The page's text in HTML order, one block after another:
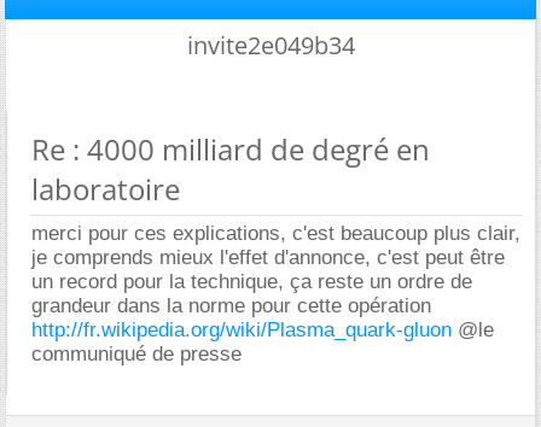
invite2e049b34
Re : 4000 milliard de degré en
laboratoire
merci pour ces explications, c'est beaucoup plus clair,
je comprends mieux l'effet d'annonce, c'est peut être
un record pour la technique, ça reste un ordre de
grandeur dans la norme pour cette opération
http://fr.wikipedia.org/wiki/Plasma_quark-gluon @le
communiqué de presse